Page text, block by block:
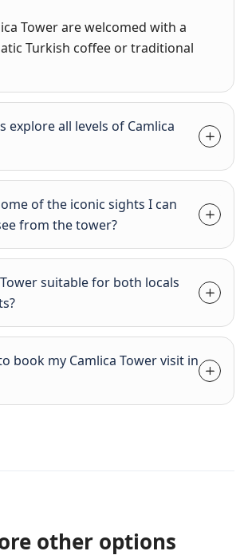
Tower are welcomed with a
Turkish coffee or traditional
explore all levels of Camlica
of the iconic sights I can
from the tower?
suitable for both locals
book my Camlica Tower visit in
other options